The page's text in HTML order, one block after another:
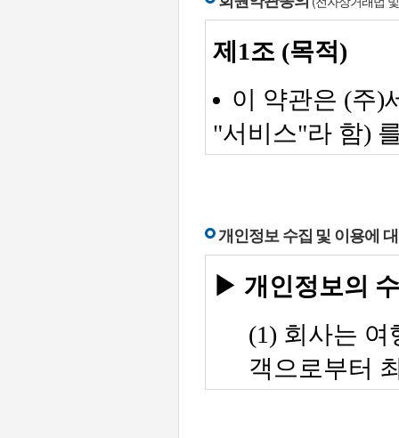
개인정보 수집 및 이용에